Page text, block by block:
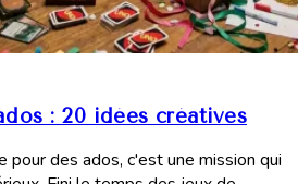
: 20 idées créatives
pour des ados, c'est une mission qui